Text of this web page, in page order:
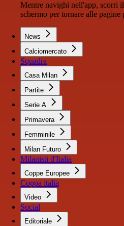
Mentre navighi nell'app, scorri
schermo per tornare alle pagine
News
Calciomercato
Squadra
Casa Milan
Partite
Serie A
Primavera
Femminile
Milan Futuro
Milanisti d'Italia
Coppe Europee
Coppa italia
Video
Social
Editoriale